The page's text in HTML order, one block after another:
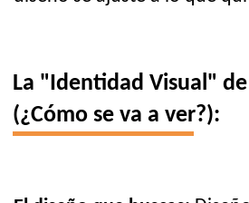
La "Identidad Visual"
(¿Cómo se va a ver?):